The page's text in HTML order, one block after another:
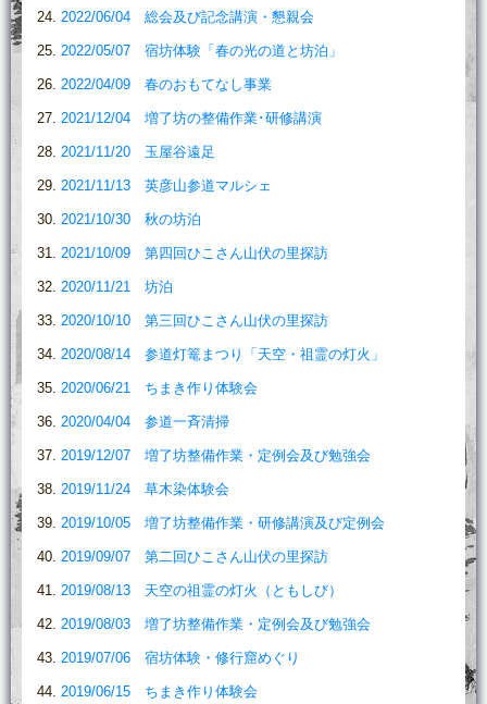
2022/06/04 総会及び記念講演・懇親会
2022/05/07 宿坊体験「春の光の道と坊泊」
2022/04/09 春のおもてなし事業
2021/12/04 増了坊の整備作業･研修講演
2021/11/20 玉屋谷遠足
2021/11/13 英彦山参道マルシェ
2021/10/30 秋の坊泊
2021/10/09 第四回ひこさん山伏の里探訪
2020/11/21 坊泊
2020/10/10 第三回ひこさん山伏の里探訪
2020/08/14 参道灯篭まつり「天空・祖霊の灯火」
2020/06/21 ちまき作り体験会
2020/04/04 参道一斉清掃
2019/12/07 増了坊整備作業・定例会及び勉強会
2019/11/24 草木染体験会
2019/10/05 増了坊整備作業・研修講演及び定例会
2019/09/07 第二回ひこさん山伏の里探訪
2019/08/13 天空の祖霊の灯火（ともしび）
2019/08/03 増了坊整備作業・定例会及び勉強会
2019/07/06 宿坊体験・修行窟めぐり
2019/06/15 ちまき作り体験会